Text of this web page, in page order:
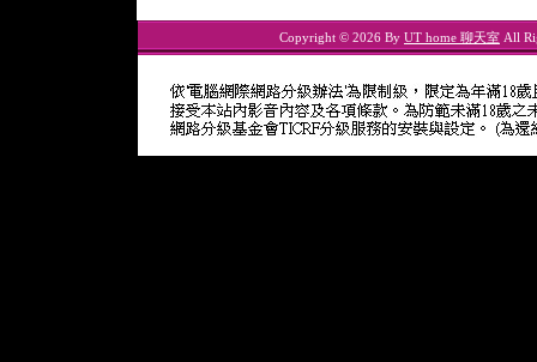
Copyright © 2026 By UT home 聊天室 All